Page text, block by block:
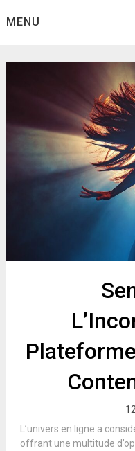
toMENU
L’univers en ligne a
offrant une multitude